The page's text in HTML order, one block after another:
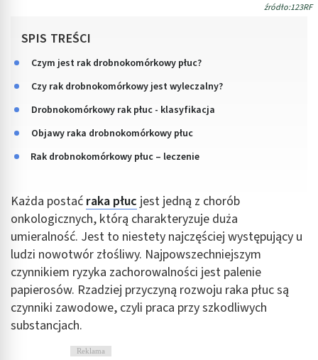
źródło:123RF
SPIS TREŚCI
Czym jest rak drobnokomórkowy płuc?
Czy rak drobnokomórkowy jest wyleczalny?
Drobnokomórkowy rak płuc - klasyfikacja
Objawy raka drobnokomórkowy płuc
Rak drobnokomórkowy płuc – leczenie
Każda postać raka płuc jest jedną z chorób
onkologicznych, którą charakteryzuje duża
umieralność. Jest to niestety najczęściej występujący u
ludzi nowotwór złośliwy. Najpowszechniejszym
czynnikiem ryzyka zachorowalności jest palenie
papierosów. Rzadziej przyczyną rozwoju raka płuc są
czynniki zawodowe, czyli praca przy szkodliwych
substancjach.
Reklama